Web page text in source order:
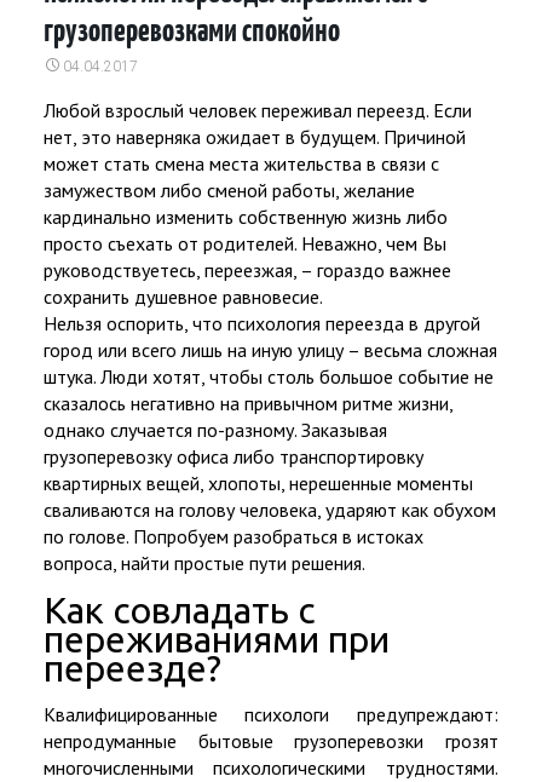
грузоперевозками спокойно
04.04.2017
Любой взрослый человек переживал переезд. Если
нет, это наверняка ожидает в будущем. Причиной
может стать смена места жительства в связи с
замужеством либо сменой работы, желание
кардинально изменить собственную жизнь либо
просто съехать от родителей. Неважно, чем Вы
руководствуетесь, переезжая, – гораздо важнее
сохранить душевное равновесие.
Нельзя оспорить, что психология переезда в другой
город или всего лишь на иную улицу – весьма сложная
штука. Люди хотят, чтобы столь большое событие не
сказалось негативно на привычном ритме жизни,
однако случается по-разному. Заказывая
грузоперевозку офиса либо транспортировку
квартирных вещей, хлопоты, нерешенные моменты
сваливаются на голову человека, ударяют как обухом
по голове. Попробуем разобраться в истоках
вопроса, найти простые пути решения.
Как совладать с
переживаниями при
переезде?
Квалифицированные психологи предупреждают:
непродуманные бытовые грузоперевозки грозят
многочисленными психологическими трудностями.